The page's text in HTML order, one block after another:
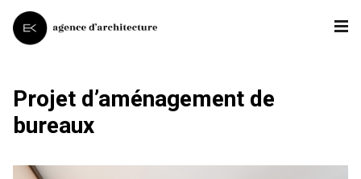
Projet d’aménagement de
bureaux